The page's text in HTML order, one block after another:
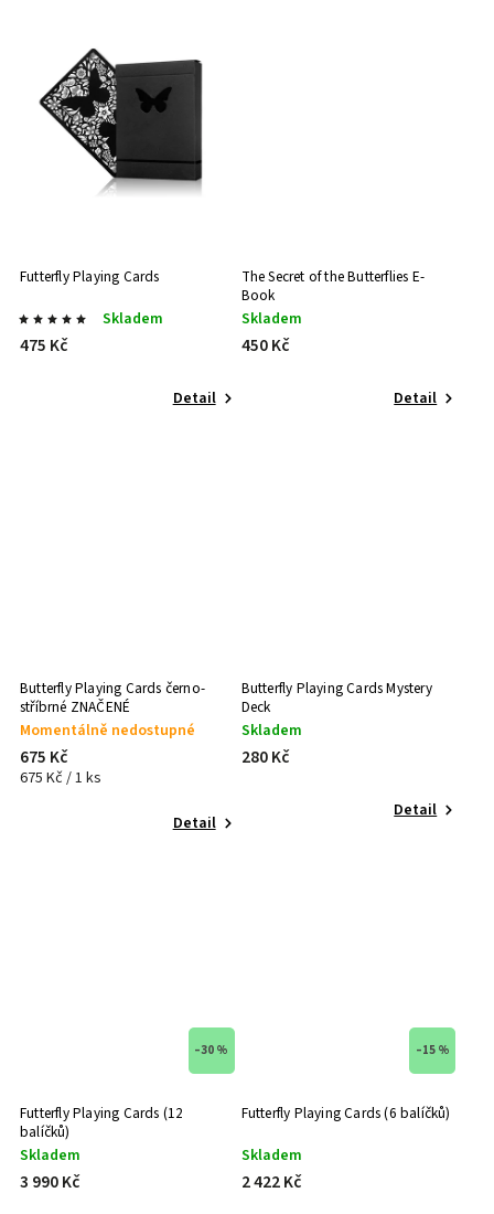
Futterfly Playing Cards
Skladem
475 Kč
Detail
The Secret of the Butterflies E-
Book
Skladem
450 Kč
Detail
Butterfly Playing Cards černo-
stříbrné ZNAČENÉ
Momentálně nedostupné
675 Kč
675 Kč / 1 ks
Detail
Butterfly Playing Cards Mystery
Deck
Skladem
280 Kč
Detail
–30 %
Futterfly Playing Cards (12
balíčků)
Skladem
3 990 Kč
–15 %
Futterfly Playing Cards (6 balíčků)
Skladem
2 422 Kč